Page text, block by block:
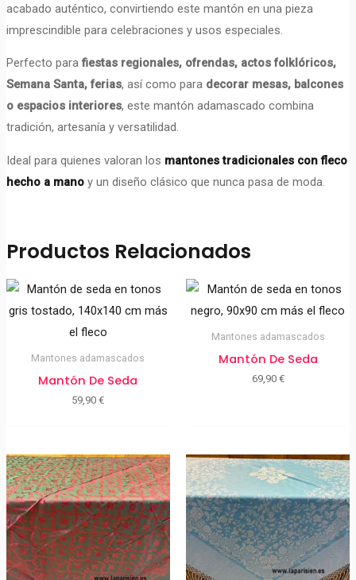
acabado auténtico, convirtiendo este mantón en una pieza
imprescindible para celebraciones y usos especiales.
Perfecto parafiestas regionales, ofrendas, actos folklóricos,
Semana Santa, ferias, así como para decorar mesas, balcones
o espacios interiores, este mantón adamascado combina
tradición, artesanía y versatilidad.
Ideal para quienes valoran los mantones tradicionales con fleco
hecho a manoy un diseño clásico que nunca pasa de moda.
Productos Relacionados
Mantones adamascados
Mantón De Seda
59,90€
Mantones adamascados
Mantón De Seda
69,90 €